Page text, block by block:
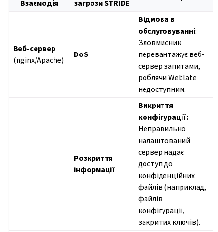
Взаємодія
загрози STRIDE
Веб-сервер
(nginx/Apache)
DoS
Відмова в
обслуговуванні:
Зловмисник
перевантажує веб-
сервер запитами,
роблячи Weblate
недоступним.
Розкриття
інформації
Викриття
конфігурації:
Неправильно
налаштований
сервер надає
доступ до
конфіденційних
файлів (наприклад,
файлів
конфігурації,
закритих ключів).